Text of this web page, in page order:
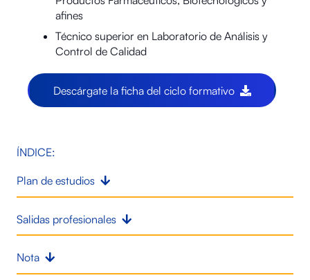
afines
Técnico superior en Laboratorio de Análisis y
Control de Calidad
Descárgate la ficha del ciclo formativo
ÍNDICE:
Plan de estudios
Salidas profesionales
Nota